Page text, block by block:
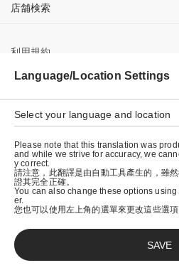
店舗検索
利用規約
プライバシーポリシー
特定商取引法に基づく表示
会社概要
© graniph inc.
Language/Location Settings
Select your language and location
Please note that this translation was
and while we strive for accuracy, we
y correct.
請注意，此翻譯是由自動工具產生的，雖
證其完全正確。
You can also change these options
er.
您也可以使用左上角的選單來更改這些選項
SAVE